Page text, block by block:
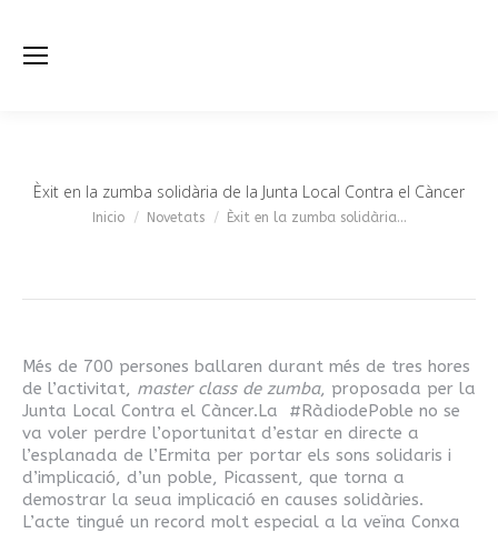
Èxit en la zumba solidària de la Junta Local Contra el Càncer
Estás aquí:
Inicio Novetats Èxit en la zumba solidària…
Més de 700 persones ballaren durant més de tres hores
de l’activitat, master class de zumba, proposada per la
Junta Local Contra el Càncer.La #RàdiodePoble no se
va voler perdre l’oportunitat d’estar en directe a
l’esplanada de l’Ermita per portar els sons solidaris i
d’implicació, d’un poble, Picassent, que torna a
demostrar la seua implicació en causes solidàries.
L’acte tingué un record molt especial a la veïna Conxa